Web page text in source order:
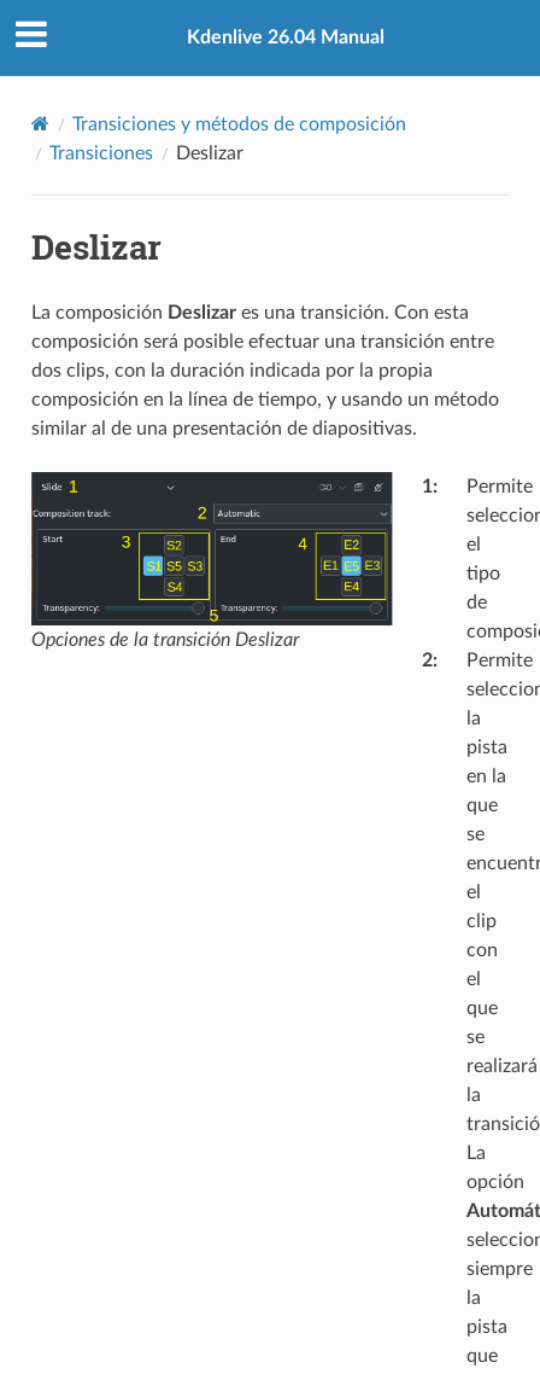
Kdenlive 26.04 Manual
Transiciones y métodos de composición
Transiciones
Deslizar
Deslizar
La composición Deslizares una transición. Con esta
composición será posible efectuar una transición entre
dos clips, con la duración indicada por la propia
composición en la línea de tiempo, y usando un método
similar al de una presentación de diapositivas.
Opciones de la transición Deslizar
1:
Permite
el
tipo
de
2:
Permite
la
pista
en la
que
se
el
clip
con
el
que
se
realizará
la
La
opción
siempre
la
pista
que